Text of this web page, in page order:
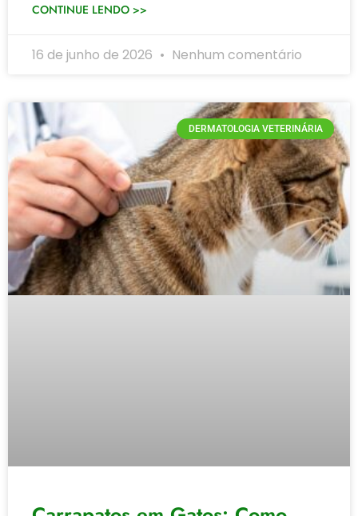
CONTINUE LENDO >>
16 de junho de 2026 Nenhum comentário
DERMATOLOGIA VETERINÁRIA